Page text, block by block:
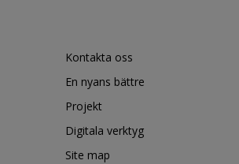
Kontakta oss
En nyans bättre
Projekt
Digitala verktyg
Site map